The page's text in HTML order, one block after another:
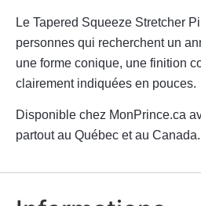
Le Tapered Squeeze Stretcher
personnes qui recherchent un
une forme conique, une finition
clairement indiquées en pouces.
Disponible chez MonPrince.ca
partout au Québec et au Canada.